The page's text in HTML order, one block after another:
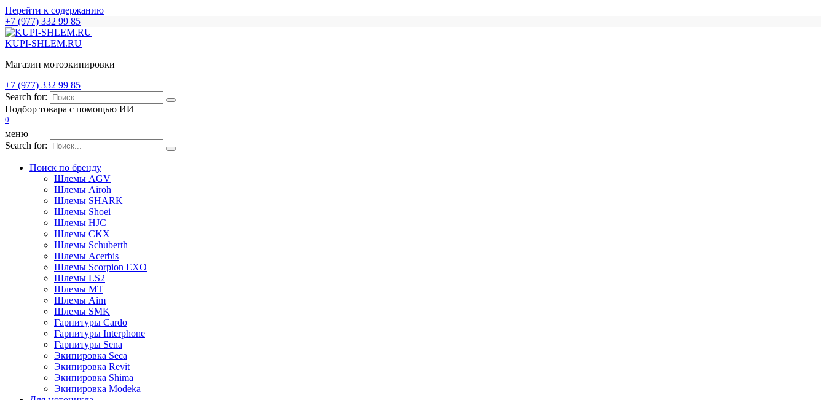
Перейти к содержанию
+7 (977) 332 99 85
KUPI-SHLEM.RU
Магазин мотоэкипировки
+7 (977) 332 99 85
Search for:
Подбор товара с помощью ИИ
0
меню
Search for:
Поиск по бренду
Шлемы AGV
Шлемы Airoh
Шлемы SHARK
Шлемы Shoei
Шлемы HJC
Шлемы CKX
Шлемы Schuberth
Шлемы Acerbis
Шлемы Scorpion EXO
Шлемы LS2
Шлемы MT
Шлемы Aim
Шлемы SMK
Гарнитуры Cardo
Гарнитуры Interphone
Гарнитуры Sena
Экипировка Seca
Экипировка Revit
Экипировка Shima
Экипировка Modeka